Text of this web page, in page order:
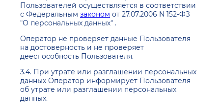
Пользователей осуществляется в соответствии
с Федеральным законом от 27.07.2006 N 152-ФЗ
"О персональных данных" .
Оператор не проверяет данные Пользователя
на достоверность и не проверяет
дееспособность Пользователя.
3.4. При утрате или разглашении персональных
данных Оператор информирует Пользователя
об утрате или разглашении персональных
данных.